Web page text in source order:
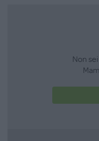
Non